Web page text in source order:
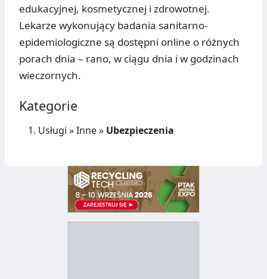
edukacyjnej, kosmetycznej i zdrowotnej.
Lekarze wykonujący badania sanitarno-
epidemiologiczne są dostępni online o różnych
porach dnia – rano, w ciągu dnia i w godzinach
wieczornych.
Kategorie
Usługi »Inne» Ubezpieczenia